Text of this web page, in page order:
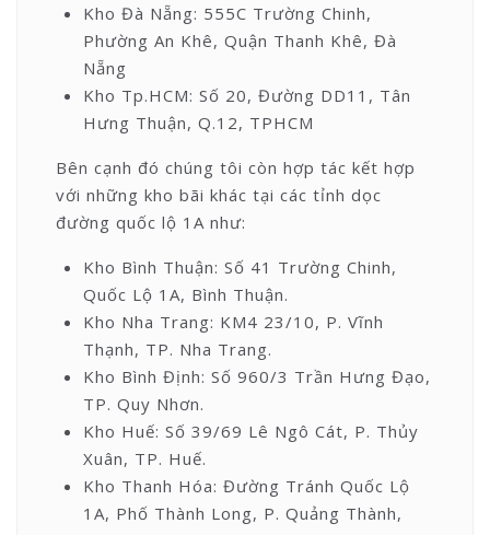
Kho Đà Nẵng: 555C Trường Chinh,
Phường An Khê, Quận Thanh Khê, Đà
Nẵng
Kho Tp.HCM: Số 20, Đường DD11, Tân
Hưng Thuận, Q.12, TPHCM
Bên cạnh đó chúng tôi còn hợp tác kết hợp
với những kho bãi khác tại các tỉnh dọc
đường quốc lộ 1A như:
Kho Bình Thuận: Số 41 Trường Chinh,
Quốc Lộ 1A, Bình Thuận.
Kho Nha Trang: KM4 23/10, P. Vĩnh
Thạnh, TP. Nha Trang.
Kho Bình Định: Số 960/3 Trần Hưng Đạo,
TP. Quy Nhơn.
Kho Huế: Số 39/69 Lê Ngô Cát, P. Thủy
Xuân, TP. Huế.
Kho Thanh Hóa: Đường Tránh Quốc Lộ
1A, Phố Thành Long, P. Quảng Thành,